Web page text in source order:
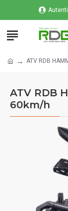
ATV RDB
ATV RDB
60km/h